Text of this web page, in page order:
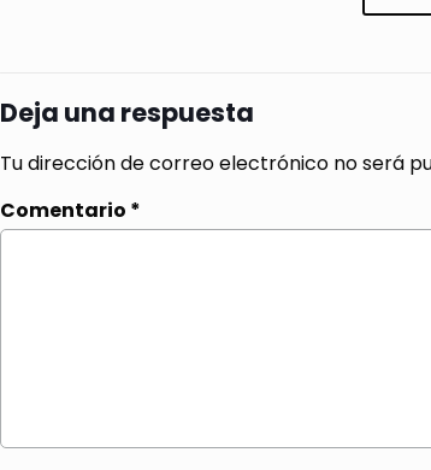
Deja una respuesta
Tu dirección de correo electrónico no será
Comentario *